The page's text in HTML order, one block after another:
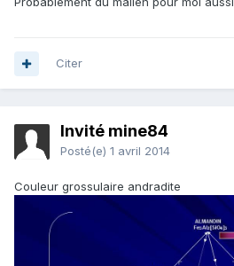
Citer
Invité mine84
Posté(e) 1 avril 2014
Couleur grossulaire andradite